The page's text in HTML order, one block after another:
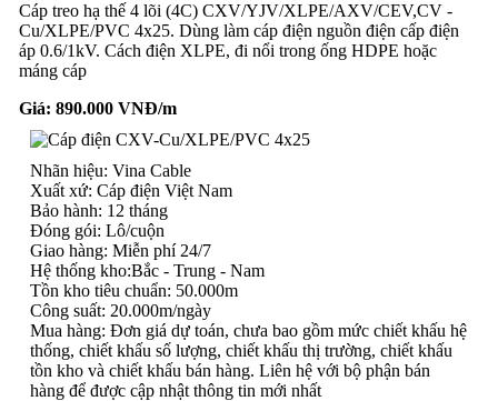
Cáp treo hạ thế 4 lõi (4C) CXV/YJV/XLPE/AXV/CEV,CV -
Cu/XLPE/PVC 4x25. Dùng làm cáp điện nguồn điện cấp điện
áp 0.6/1kV. Cách điện XLPE, đi nổi trong ống HDPE hoặc
máng cáp
Giá: 890.000VNĐ/m
Nhãn hiệu: Vina Cable
Xuất xứ: Cáp điện Việt Nam
Bảo hành: 12 tháng
Đóng gói: Lô/cuộn
Giao hàng: Miễn phí 24/7
Hệ thống kho:Bắc - Trung - Nam
Tồn kho tiêu chuẩn: 50.000m
Công suất: 20.000m/ngày
Mua hàng: Đơn giá dự toán, chưa bao gồm mức chiết khấu hệ
thống, chiết khấu số lượng, chiết khấu thị trường, chiết khấu
tồn kho và chiết khấu bán hàng. Liên hệ với bộ phận bán
hàng để được cập nhật thông tin mới nhất